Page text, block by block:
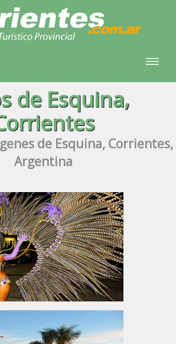
de Esquina,
de Esquina, Corrientes,
Argentina